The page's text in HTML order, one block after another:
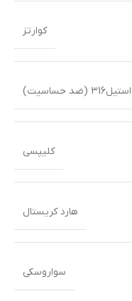
کوارتز
استیل316 (ضد حساسیت)
کلیپسی
هارد کریستال
سواروسکی